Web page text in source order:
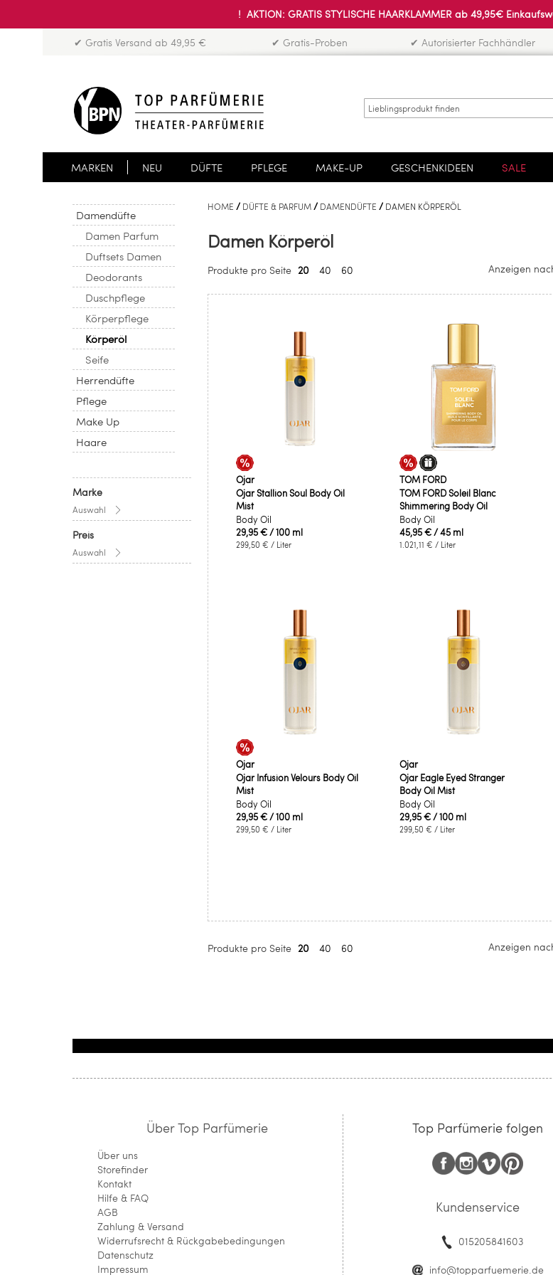
! AKTION: GRATIS STYLISCHE HAARKLAMMER ab 49,95€
✔ Gratis Versand ab 49,95 € ✔ Gratis-Proben ✔ Autorisierter Fachhändler
MARKEN NEU DÜFTE PFLEGE MAKE-UP GESCHENKIDEEN SALE
HOME DÜFTE & PARFUM DAMENDÜFTE DAMEN KÖRPERÖL
Damen Körperöl
Produkte pro Seite 20 40 60 Anzeigen
Ojar
Ojar Stallion Soul Body Oil
Mist
Body Oil
29,95 €/ 100 ml
299,50 € / Liter
TOM FORD
TOM FORD Soleil Blanc
Shimmering Body Oil
Body Oil
45,95 €/ 45 ml
1.021,11 € / Liter
Ojar
Ojar Infusion Velours Body Oil
Mist
Body Oil
29,95 €/ 100 ml
299,50 € / Liter
Ojar
Ojar Eagle Eyed Stranger
Body Oil Mist
Body Oil
29,95 €/ 100 ml
299,50 € / Liter
Produkte pro Seite 20 40 60 Anzeigen
Damendüfte
Damen Parfum
Duftsets Damen
Deodorants
Duschpflege
Körperpflege
Körperöl
Seife
Herrendüfte
Pflege
Make Up
Haare
Marke
Auswahl
Preis
Auswahl
Über Top Parfümerie
Über uns
Storefinder
Kontakt
Hilfe & FAQ
AGB
Zahlung & Versand
Widerrufsrecht & Rückgabebedingungen
Datenschutz
Impressum
Top Parfümerie folgen
Kundenservice
015205841603
info@topparfuemerie.de